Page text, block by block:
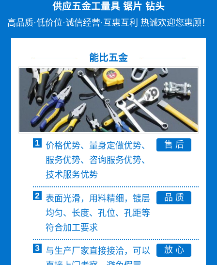
供应五金工量具 锯片 钻头
高品质·低价位·诚信经营·互惠互利 热诚欢迎您惠顾！
能比五金
1 价格优势、量身定做优势、
服务优势、咨询服务优势、
技术服务优势
售 后
2
表面光滑，用料精细，镀层
均匀、长度、孔位、孔距等
符合加工要求
品 质
3
与生产厂家直接接洽，可以
放 心